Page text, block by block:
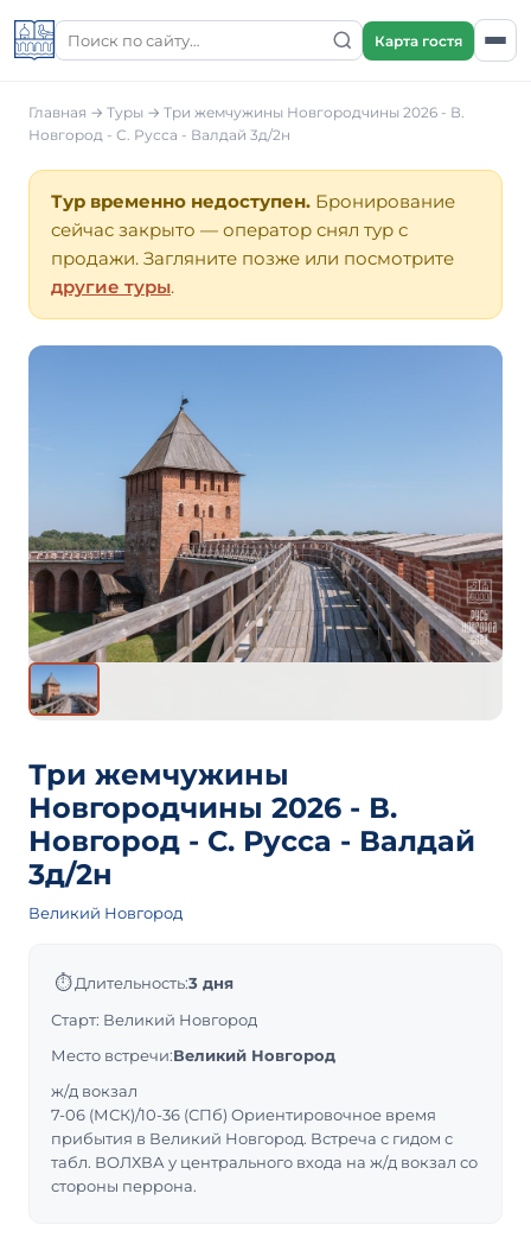
Карта гостя
Главная → Туры → Три жемчужины Новгородчины 2026 - В.
Новгород - С. Русса - Валдай 3д/2н
Тур временно недоступен. Бронирование
сейчас закрыто — оператор снял тур с
продажи. Загляните позже или посмотрите
другие туры.
Три жемчужины
Новгородчины 2026 - В.
Новгород - С. Русса - Валдай
3д/2н
Великий Новгород
⏱ Длительность:3 дня
Старт: Великий Новгород
Место встречи:Великий Новгород
ж/д вокзал
7-06 (МСК)/10-36 (СПб) Ориентировочное время
прибытия в Великий Новгород. Встреча с гидом с
табл. ВОЛХВА у центрального входа на ж/д вокзал со
стороны перрона.